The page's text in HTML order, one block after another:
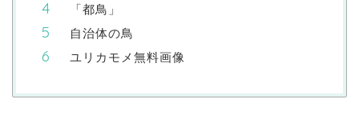
「都鳥」
自治体の鳥
ユリカモメ無料画像